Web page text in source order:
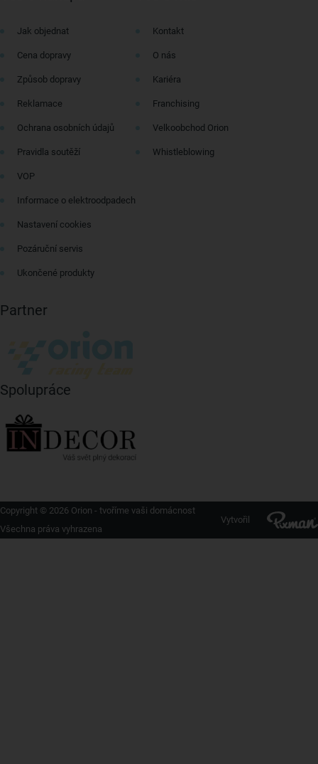
Jak objednat
Cena dopravy
Způsob dopravy
Reklamace
Ochrana osobních údajů
Pravidla soutěží
VOP
Informace o elektroodpadech
Nastavení cookies
Pozáruční servis
Ukončené produkty
Kontakt
O nás
Kariéra
Franchising
Velkoobchod Orion
Whistleblowing
Partner
Spolupráce
Copyright © 2026 Orion - tvoříme vaši domácnost
Všechna práva vyhrazena
Vytvořil